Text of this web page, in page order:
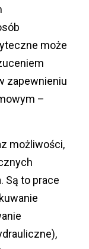
może
zapewnieniu
–
możliwości,
Są to prace